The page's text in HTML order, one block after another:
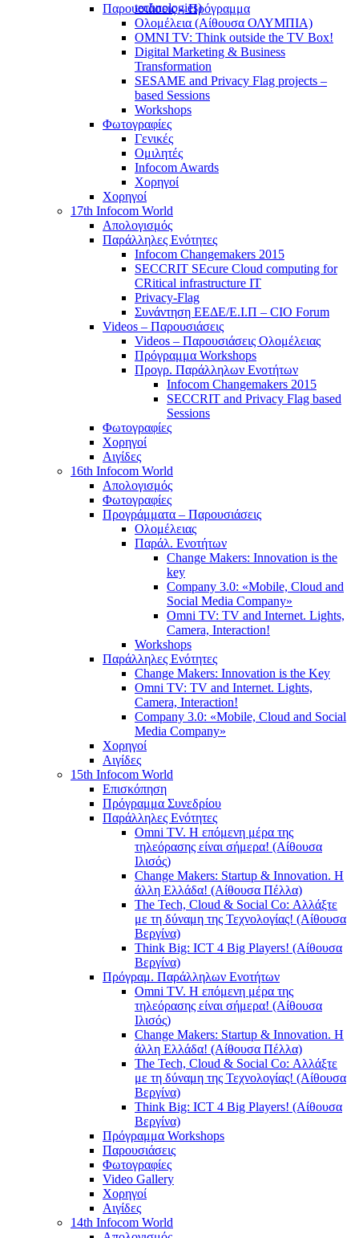
technologies)
Παρουσιάσεις – Πρόγραμμα
Ολομέλεια (Αίθουσα ΟΛΥΜΠΙΑ)
OMNI TV: Think outside the TV Box!
Digital Marketing & Business
Transformation
SESAME and Privacy Flag projects –
based Sessions
Workshops
Φωτογραφίες
Γενικές
Ομιλητές
Infocom Awards
Χορηγοί
Χορηγοί
17th Infocom World
Απολογισμός
Παράλληλες Ενότητες
Infocom Changemakers 2015
SECCRIT SEcure Cloud computing for
CRitical infrastructure IT
Privacy-Flag
Συνάντηση ΕΕΔΕ/Ε.Ι.Π – CIO Forum
Videos – Παρουσιάσεις
Videos – Παρουσιάσεις Ολομέλειας
Πρόγραμμα Workshops
Προγρ. Παράλληλων Ενοτήτων
Infocom Changemakers 2015
SECCRIT and Privacy Flag based
Sessions
Φωτογραφίες
Χορηγοί
Αιγίδες
16th Infocom World
Απολογισμός
Φωτογραφίες
Προγράμματα – Παρουσιάσεις
Ολομέλειας
Παράλ. Ενοτήτων
Change Makers: Innovation is the
key
Company 3.0: «Mobile, Cloud and
Social Media Company»
Omni TV: TV and Internet. Lights,
Camera, Interaction!
Workshops
Παράλληλες Ενότητες
Change Makers: Innovation is the Key
Omni TV: TV and Internet. Lights,
Camera, Interaction!
Company 3.0: «Mobile, Cloud and Social
Media Company»
Χορηγοί
Αιγίδες
15th Infocom World
Επισκόπηση
Πρόγραμμα Συνεδρίου
Παράλληλες Ενότητες
Omni TV. Η επόμενη μέρα της
τηλεόρασης είναι σήμερα! (Αίθουσα
Ιλισός)
Change Makers: Startup & Innovation. Η
άλλη Ελλάδα! (Αίθουσα Πέλλα)
The Tech, Cloud & Social Co: Αλλάξτε
με τη δύναμη της Τεχνολογίας! (Αίθουσα
Βεργίνα)
Think Big: ICT 4 Big Players! (Αίθουσα
Βεργίνα)
Πρόγραμ. Παράλληλων Ενοτήτων
Omni TV. Η επόμενη μέρα της
τηλεόρασης είναι σήμερα! (Αίθουσα
Ιλισός)
Change Makers: Startup & Innovation. Η
άλλη Ελλάδα! (Αίθουσα Πέλλα)
The Tech, Cloud & Social Co: Αλλάξτε
με τη δύναμη της Τεχνολογίας! (Αίθουσα
Βεργίνα)
Think Big: ICT 4 Big Players! (Αίθουσα
Βεργίνα)
Πρόγραμμα Workshops
Παρουσιάσεις
Φωτογραφίες
Video Gallery
Χορηγοί
Αιγίδες
14th Infocom World